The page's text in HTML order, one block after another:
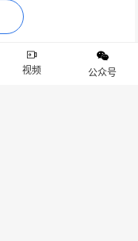
视频 公众号